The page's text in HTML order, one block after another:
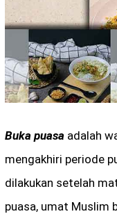
Buka puasa adalah
mengakhiri periode
dilakukan setelah
puasa, umat Muslim